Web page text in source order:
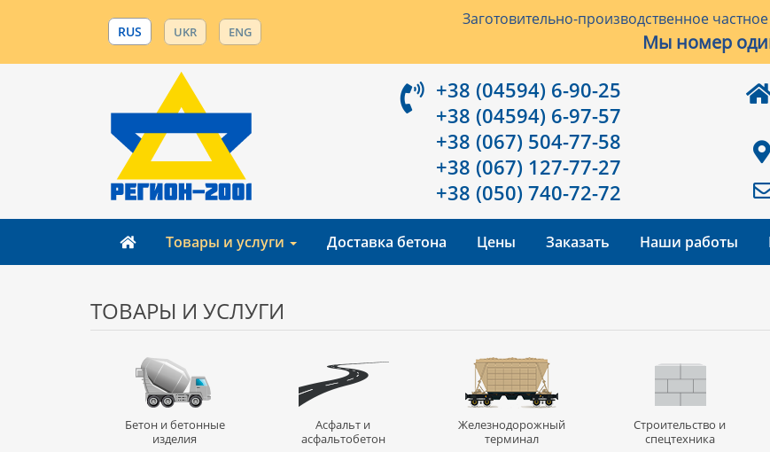
RUS UKR ENG
Заготовительно-производственное
Мы номер
+38 (04594) 6-90-25
+38 (04594) 6-97-57
+38 (067) 504-77-58
+38 (067) 127-77-27
+38 (050) 740-72-72
Товары и услуги Доставка бетона Цены Заказать Наши работы
ТОВАРЫ И УСЛУГИ
Бетон и бетонные
изделия
Асфальт и
асфальтобетон
Железнодорожный
терминал
Строительство и
спецтехника